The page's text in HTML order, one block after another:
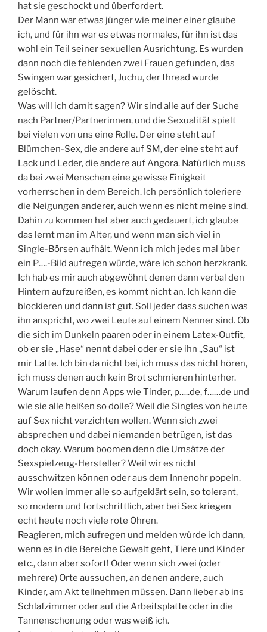
hat sie geschockt und überfordert.
Der Mann war etwas jünger wie meiner einer glaube
ich, und für ihn war es etwas normales, für ihn ist das
wohl ein Teil seiner sexuellen Ausrichtung. Es wurden
dann noch die fehlenden zwei Frauen gefunden, das
Swingen war gesichert, Juchu, der thread wurde
gelöscht.
Was will ich damit sagen? Wir sind alle auf der Suche
nach Partner/Partnerinnen, und die Sexualität spielt
bei vielen von uns eine Rolle. Der eine steht auf
Blümchen-Sex, die andere auf SM, der eine steht auf
Lack und Leder, die andere auf Angora. Natürlich muss
da bei zwei Menschen eine gewisse Einigkeit
vorherrschen in dem Bereich. Ich persönlich toleriere
die Neigungen anderer, auch wenn es nicht meine sind.
Dahin zu kommen hat aber auch gedauert, ich glaube
das lernt man im Alter, und wenn man sich viel in
Single-Börsen aufhält. Wenn ich mich jedes mal über
ein P….-Bild aufregen würde, wäre ich schon herzkrank.
Ich hab es mir auch abgewöhnt denen dann verbal den
Hintern aufzureißen, es kommt nicht an. Ich kann die
blockieren und dann ist gut. Soll jeder dass suchen was
ihn anspricht, wo zwei Leute auf einem Nenner sind. Ob
die sich im Dunkeln paaren oder in einem Latex-Outfit,
ob er sie „Hase“ nennt dabei oder er sie ihn „Sau“ ist
mir Latte. Ich bin da nicht bei, ich muss das nicht hören,
ich muss denen auch kein Brot schmieren hinterher.
Warum laufen denn Apps wie Tinder, p…..de, f……de und
wie sie alle heißen so dolle? Weil die Singles von heute
auf Sex nicht verzichten wollen. Wenn sich zwei
absprechen und dabei niemanden betrügen, ist das
doch okay. Warum boomen denn die Umsätze der
Sexspielzeug-Hersteller? Weil wir es nicht
ausschwitzen können oder aus dem Innenohr popeln.
Wir wollen immer alle so aufgeklärt sein, so tolerant,
so modern und fortschrittlich, aber bei Sex kriegen
echt heute noch viele rote Ohren.
Reagieren, mich aufregen und melden würde ich dann,
wenn es in die Bereiche Gewalt geht, Tiere und Kinder
etc., dann aber sofort! Oder wenn sich zwei (oder
mehrere) Orte aussuchen, an denen andere, auch
Kinder, am Akt teilnehmen müssen. Dann lieber ab ins
Schlafzimmer oder auf die Arbeitsplatte oder in die
Tannenschonung oder was weiß ich.